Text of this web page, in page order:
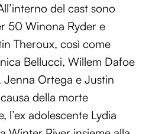
del cast sono
50 Winona Ryder e
Theroux, così come
Bellucci, Willem Dafoe
Jenna Ortega e Justin
della morte
l’ex adolescente Lydia